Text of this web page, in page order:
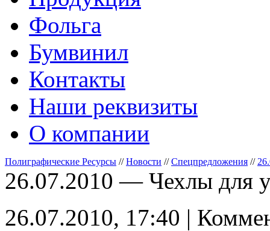
Фольга
Бумвинил
Контакты
Наши реквизиты
О компании
Полиграфические Ресурсы //Новости //Спецпредложения //
26.07.2010 — Чехлы для
26.07.2010, 17:40 |